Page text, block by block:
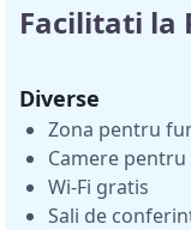
Facilitati la
Diverse
Zona pentru
Camere
Wi-Fi gratis
Sali de